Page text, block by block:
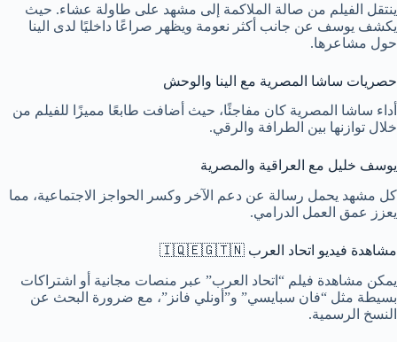
ينتقل الفيلم من صالة الملاكمة إلى مشهد على طاولة عشاء. حيث
يكشف يوسف عن جانب أكثر نعومة ويظهر صراعًا داخليًا لدى الينا
حول مشاعرها.
حصريات ساشا المصرية مع الينا والوحش
أداء ساشا المصرية كان مفاجئًا، حيث أضافت طابعًا مميزًا للفيلم من
خلال توازنها بين الطرافة والرقي.
يوسف خليل مع العراقية والمصرية
كل مشهد يحمل رسالة عن دعم الآخر وكسر الحواجز الاجتماعية، مما
يعزز عمق العمل الدرامي.
مشاهدة فيديو اتحاد العرب 🇮🇶🇪🇬🇹🇳
يمكن مشاهدة فيلم “اتحاد العرب” عبر منصات مجانية أو اشتراكات
بسيطة مثل “فان سبايسي” و”أونلي فانز”، مع ضرورة البحث عن
النسخ الرسمية.